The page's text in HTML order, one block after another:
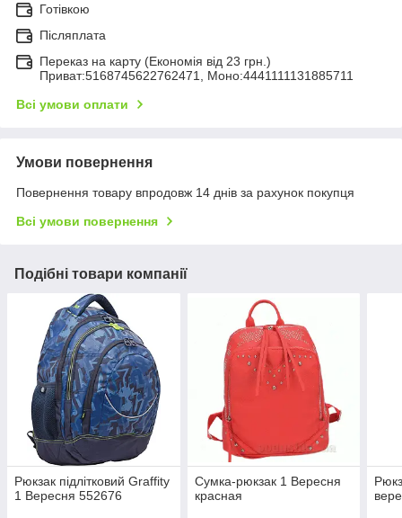
Готівкою
Післяплата
Переказ на карту (Економія від 23 грн.)
Приват:5168745622762471, Моно:4441111131885711
Всі умови оплати
Умови повернення
Повернення товару впродовж 14 днів за рахунок покупця
Всі умови повернення
Подібні товари компанії
Рюкзак підлітковий Graffity
1 Вересня 552676
Сумка-рюкзак 1 Вересня
красная